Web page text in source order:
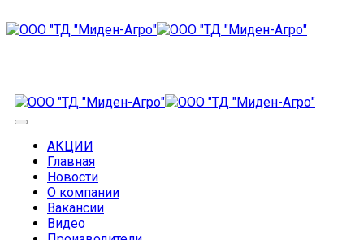
АКЦИИ
Главная
Новости
О компании
Вакансии
Видео